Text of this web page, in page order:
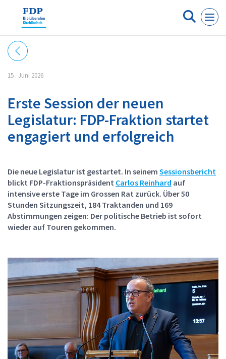
15 . Juni 2026
Erste Session der neuen
Legislatur: FDP-Fraktion startet
engagiert und erfolgreich
Die neue Legislatur ist gestartet. In seinem Sessionsbericht
blickt FDP-Fraktionspräsident Carlos Reinhard auf
intensive erste Tage im Grossen Rat zurück. Über 50
Stunden Sitzungszeit, 184 Traktanden und 169
Abstimmungen zeigen: Der politische Betrieb ist sofort
wieder auf Touren gekommen.
Cookie-Einstellungen